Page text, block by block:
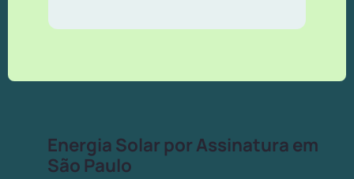
Energia Solar por Assinatura em
São Paulo